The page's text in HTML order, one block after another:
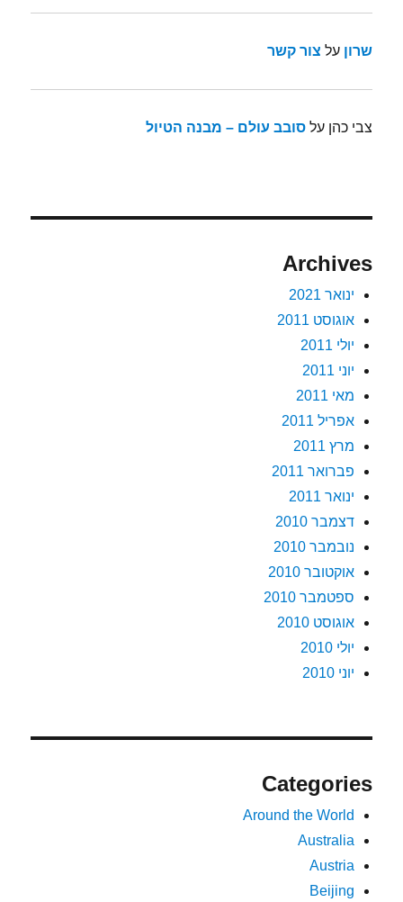
שרון על צור קשר
צבי כהן עלסובב עולם – מבנה הטיול
Archives
ינואר 2021
אוגוסט 2011
יולי 2011
יוני 2011
מאי 2011
אפריל 2011
מרץ 2011
פברואר 2011
ינואר 2011
דצמבר 2010
נובמבר 2010
אוקטובר 2010
ספטמבר 2010
אוגוסט 2010
יולי 2010
יוני 2010
Categories
Around the World
Australia
Austria
Beijing